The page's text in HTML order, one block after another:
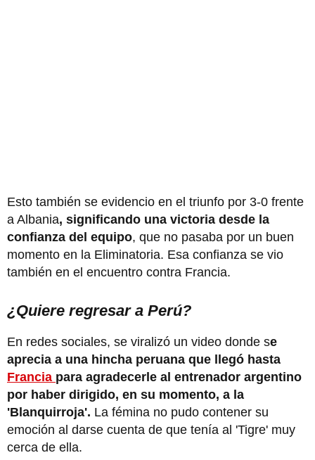
Esto también se evidencio en el triunfo por 3-0 frente
a Albania, significando una victoria desde la
confianza del equipo, que no pasaba por un buen
momento en la Eliminatoria. Esa confianza se vio
también en el encuentro contra Francia.
¿Quiere regresar a Perú?
En redes sociales, se viralizó un video donde se
aprecia a una hincha peruana que llegó hasta
Francia para agradecerle al entrenador argentino
por haber dirigido, en su momento, a la
'Blanquirroja'. La fémina no pudo contener su
emoción al darse cuenta de que tenía al 'Tigre' muy
cerca de ella.